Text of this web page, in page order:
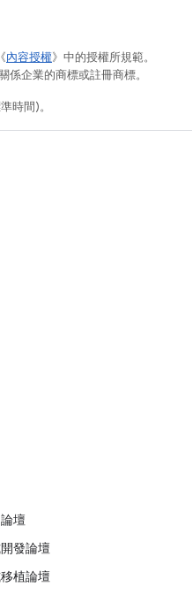
內容授權》中的授權所規範。
企業的商標或註冊商標。
時間)。
壇
發論壇
植論壇